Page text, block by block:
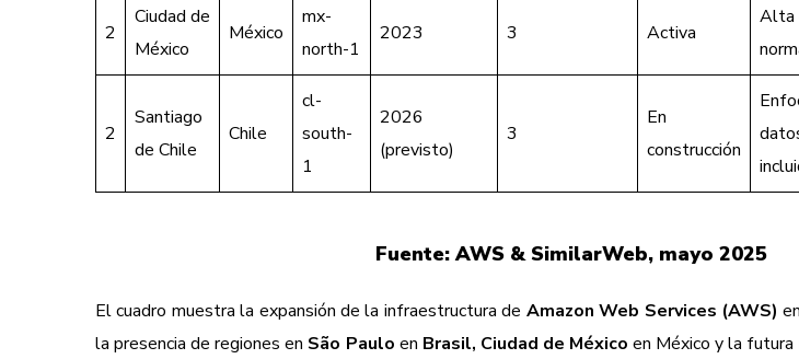
2
Ciudad de
México
México
mx-
north-1
2023 3 Activa
Alta
2
Santiago
de Chile
Chile
cl-
south-
1
2026
(previsto)
3
En
construcción
Fuente: AWS & SimilarWeb, mayo 2025
El cuadro muestra la expansión de la infraestructura de Amazon Web Services (AWS)
la presencia de regiones en São Paulo en Brasil, Ciudad de México en México y la futura